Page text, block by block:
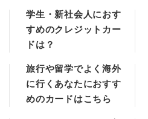
学生・新社会人におす
すめのクレジットカー
ドは？
旅行や留学でよく海外
に行くあなたにおすす
めのカードはこちら